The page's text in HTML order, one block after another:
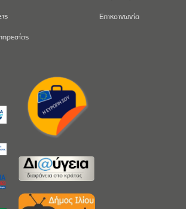
Επικοινωνία